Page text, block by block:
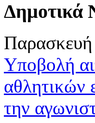
Δημοτικά
Παρασκευή
Υποβολή
αθλητικών
την